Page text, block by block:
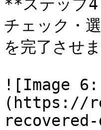
**ステップ4
チェック・
を完了させま
![Image
(https://